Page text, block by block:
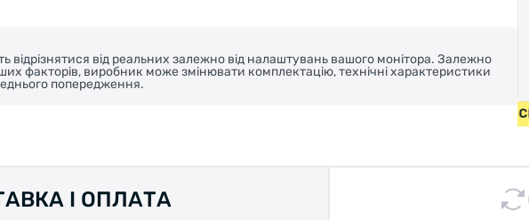
відрізнятися від реальних залежно від налаштувань вашого монітора. Залежно
факторів, виробник може змінювати комплектацію, технічні характеристики
попередження.
ДОСТАВКА НА ВЕЛОСИПЕДИ ВІД 2000 ГРН • БЕЗКОШТОВНА
І ОПЛАТА